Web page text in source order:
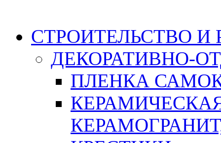
СТРОИТЕЛЬСТВО И
ДЕКОРАТИВНО-
ПЛЕНКА